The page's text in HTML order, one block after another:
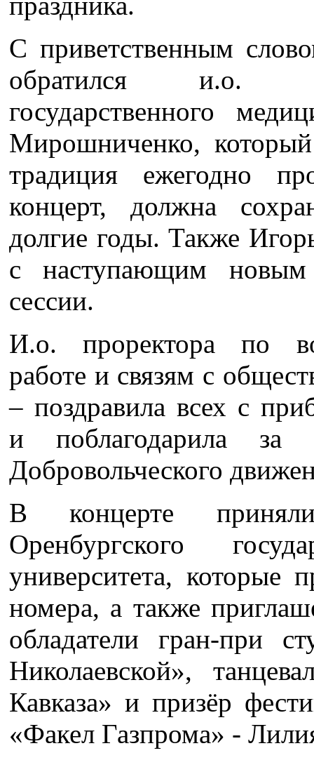
С приветственным
обратился и.о.
государственного
Мирошниченко,
традиция ежегодно
концерт, должна
долгие годы. Также
с наступающим
сессии.
И.о. проректора по
работе и связям с
– поздравила всех с
и поблагодарила за
Добровольческого
В концерте
Оренбургского
университета, которые
номера, а также
обладатели гран-при
Николаевской»,
Кавказа» и призёр
«Факел Газпрома» -